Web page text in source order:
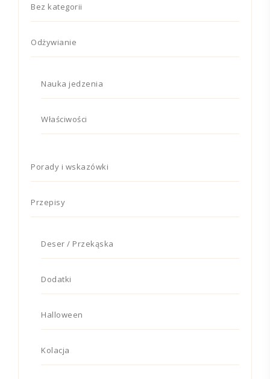
Bez kategorii
Odżywianie
Nauka jedzenia
Właściwości
Porady i wskazówki
Przepisy
Deser / Przekąska
Dodatki
Halloween
Kolacja